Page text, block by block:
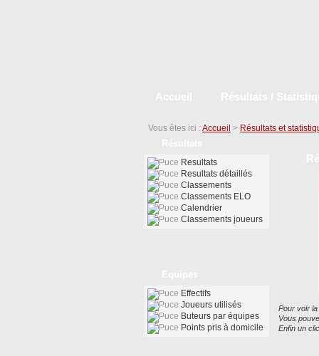
Vous êtes ici : Accueil > Résultats et
Pour voir
Vous
Enfin un
Resultats
Resultats détaillés
Classements
Classements ELO
Calendrier
Classements joueurs
Effectifs
Joueurs utilisés
Buteurs par équipes
Points pris à domicile